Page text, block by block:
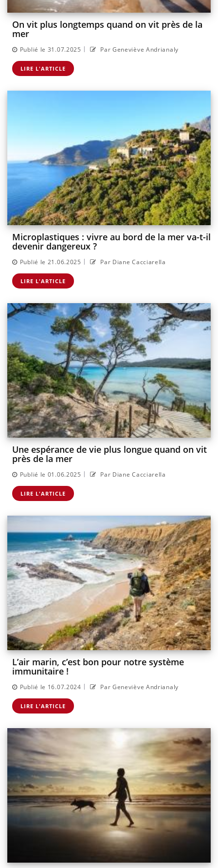
On vit plus longtemps quand on vit près de la
mer
Publié le 31.07.2025 | Par Geneviève Andrianaly
LIRE L'ARTICLE
Microplastiques : vivre au bord de la mer va-t-il
devenir dangereux ?
Publié le 21.06.2025 | Par Diane Cacciarella
LIRE L'ARTICLE
Une espérance de vie plus longue quand on vit
près de la mer
Publié le 01.06.2025 | Par Diane Cacciarella
LIRE L'ARTICLE
L’air marin, c’est bon pour notre système
immunitaire !
Publié le 16.07.2024 | Par Geneviève Andrianaly
LIRE L'ARTICLE